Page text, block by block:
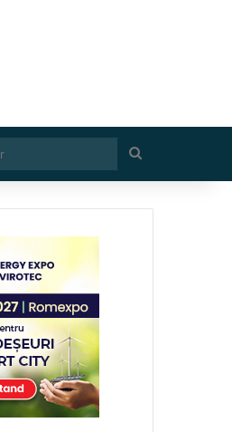
for